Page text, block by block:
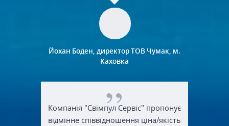
Йохан Боден, директор ТОВ Чумак, м.
Каховка
Компанія "Свімпул Сервіс" пропонує
відмінне співвідношення ціна/якість